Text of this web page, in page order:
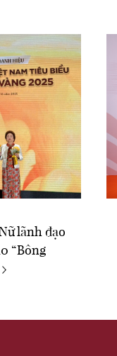
lãnh đạo
“Bông